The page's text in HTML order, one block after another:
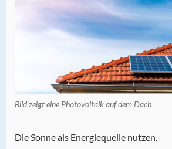
Bild zeigt eine Photovoltaik auf dem Dach
Die Sonne als Energiequelle nutzen.